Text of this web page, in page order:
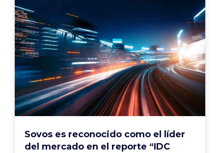
Sovos es reconocido como el líder
del mercado en el reporte “IDC